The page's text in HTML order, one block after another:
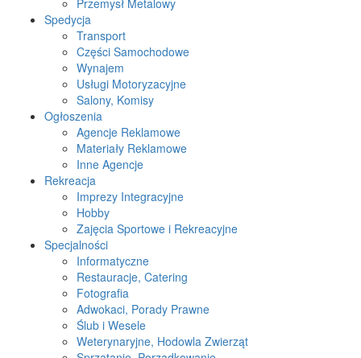
Przemysł Metalowy
Spedycja
Transport
Części Samochodowe
Wynajem
Usługi Motoryzacyjne
Salony, Komisy
Ogłoszenia
Agencje Reklamowe
Materiały Reklamowe
Inne Agencje
Rekreacja
Imprezy Integracyjne
Hobby
Zajęcia Sportowe i Rekreacyjne
Specjalności
Informatyczne
Restauracje, Catering
Fotografia
Adwokaci, Porady Prawne
Ślub i Wesele
Weterynaryjne, Hodowla Zwierząt